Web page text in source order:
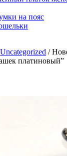
на пояс
Uncategorized /
платиновый”